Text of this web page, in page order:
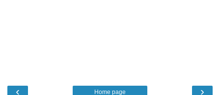
‹ ›
Home page